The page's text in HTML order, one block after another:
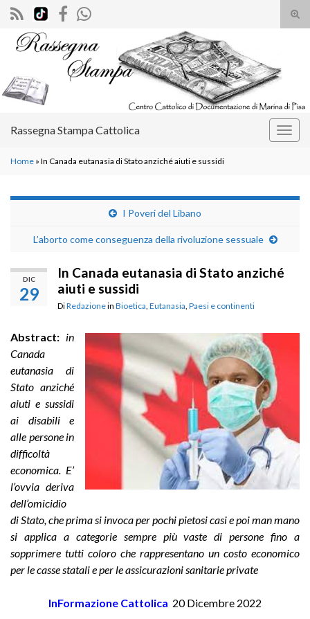
il
Search for:
Rassegna Stampa Cattolica
Home » In Canada eutanasia di Stato anziché aiuti e sussidi
I Poveri del Libano
L’aborto come conseguenza della rivoluzione sessuale
DIC
29
In Canada eutanasia di Stato anziché
aiuti e sussidi
DiRedazionein Bioetica Eutanasia Paesi e continenti
Abstract: in
Canada
eutanasia di
Stato anziché
aiuti e sussidi
ai disabili e
alle persone in
difficoltà
economica. E’
l’ovvia deriva
dell’omicidio
di Stato, che prima si invoca per pochi pietosi casi e poi man mano
si applica a categorie sempre più vaste di persone fino a
sopprimere tutti coloro che rappresentano un costo economico
per le casse statali e per le assicurazioni sanitarie private
InFormazione Cattolica 20 Dicembre 2022